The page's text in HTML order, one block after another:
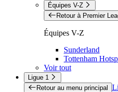
Équipes V-Z
Retour à Premier
Équipes V-Z
Sunderland
Tottenham
Voir tout
Ligue 1
Retour au menu principal